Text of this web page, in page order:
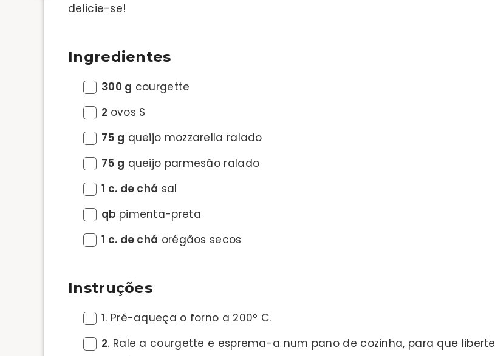
delicie-se!
Ingredientes
300 g courgette
2 ovos S
75 g queijo mozzarella ralado
75 g queijo parmesão ralado
1 c. de chá sal
qb pimenta-preta
1 c. de chá orégãos secos
Instruções
1. Pré-aqueça o forno a 200º C.
2. Rale a courgette e esprema-a num pano de cozinha, para que liberte